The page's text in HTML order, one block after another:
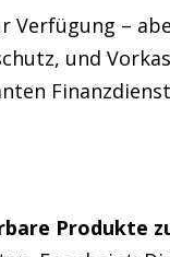
Verfügung –
und
Produkte